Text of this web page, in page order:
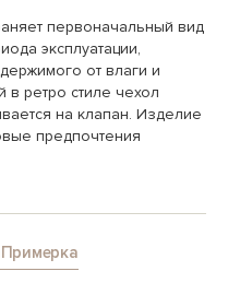
первоначальный вид
эксплуатации,
от влаги и
в ретро стиле чехол
на клапан. Изделие
предпочтения
Примерка